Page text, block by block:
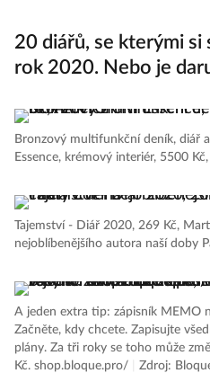
20 diářů, se kterými si
rok 2020. Nebo je
Bronzový multifunkční deník, diář
Essence, krémový interiér, 5500
Tajemství - Diář 2020, 269 Kč,
nejoblíbenějšího autora naší doby
A jeden extra tip: zápisník MEMO
Začněte, kdy chcete. Zapisujte
plány. Za tři roky se toho může
Kč. shop.bloque.pro/
Zdroj: